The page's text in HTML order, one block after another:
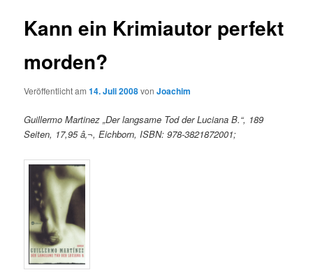
Kann ein Krimiautor perfekt
morden?
Veröffentlicht am14. Juli 2008vonJoachim
Guillermo Martinez „Der langsame Tod der Luciana B.“, 189
Seiten, 17,95 â‚¬, Eichborn, ISBN: 978-3821872001;